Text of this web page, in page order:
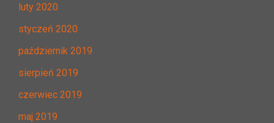
luty 2020
styczeń 2020
październik 2019
sierpień 2019
czerwiec 2019
maj 2019